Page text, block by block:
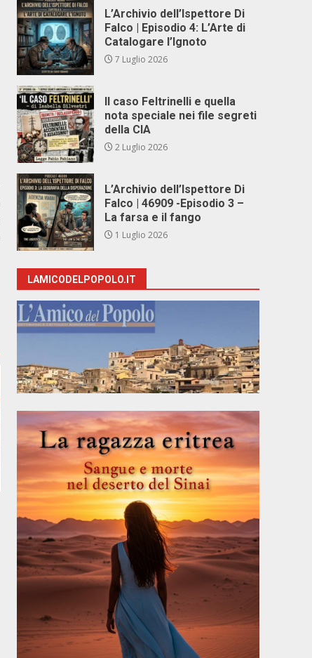
L’Archivio dell’Ispettore Di
Falco | Episodio 4: L’Arte di
Catalogare l’Ignoto
7 Luglio 2026
Il caso Feltrinelli e quella
nota speciale nei file segreti
della CIA
2 Luglio 2026
L’Archivio dell’Ispettore Di
Falco | 46909 -Episodio 3 –
La farsa e il fango
1 Luglio 2026
LAMICODELPOPOLO.IT